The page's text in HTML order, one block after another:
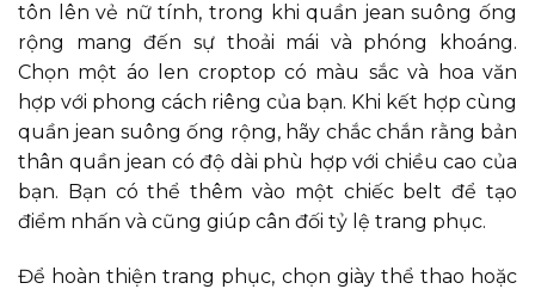
tôn lên vẻ nữ tính, trong khi quần jean suông ống
rộng mang đến sự thoải mái và phóng khoáng.
Chọn một áo len croptop có màu sắc và hoa văn
hợp với phong cách riêng của bạn. Khi kết hợp cùng
quần jean suông ống rộng, hãy chắc chắn rằng bản
thân quần jean có độ dài phù hợp với chiều cao của
bạn. Bạn có thể thêm vào một chiếc belt để tạo
điểm nhấn và cũng giúp cân đối tỷ lệ trang phục.
Để hoàn thiện trang phục, chọn giày thể thao hoặc